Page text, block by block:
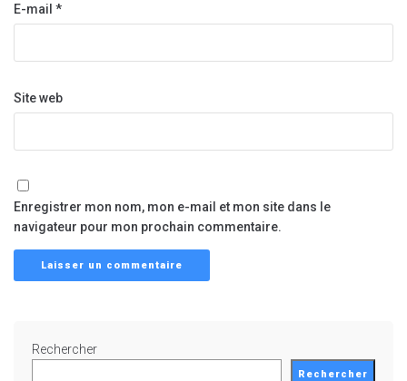
E-mail *
Site web
Enregistrer mon nom, mon e-mail et mon site dans le
navigateur pour mon prochain commentaire.
Rechercher
Rechercher